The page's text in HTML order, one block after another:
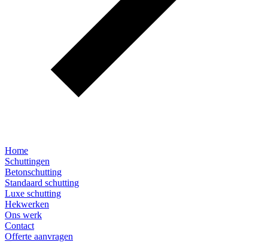
Home
Schuttingen
Betonschutting
Standaard schutting
Luxe schutting
Hekwerken
Ons werk
Contact
Offerte aanvragen